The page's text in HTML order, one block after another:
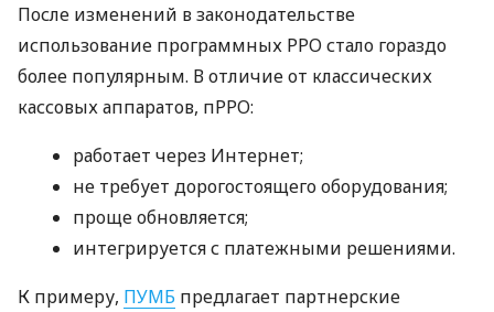
После изменений в законодательстве
использование программных РРО стало гораздо
более популярным. В отличие от классических
кассовых аппаратов, пРРО:
работает через Интернет;
не требует дорогостоящего оборудования;
проще обновляется;
интегрируется с платежными решениями.
К примеру, ПУМБ предлагает партнерские